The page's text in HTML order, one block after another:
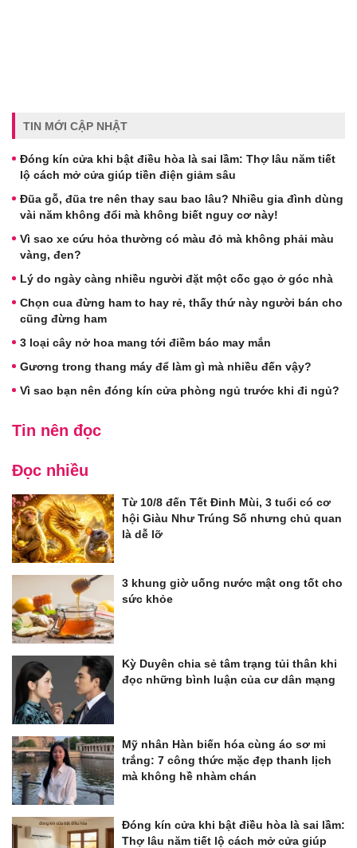
TIN MỚI CẬP NHẬT
Đóng kín cửa khi bật điều hòa là sai lầm: Thợ lâu năm tiết
lộ cách mở cửa giúp tiền điện giảm sâu
Đũa gỗ, đũa tre nên thay sau bao lâu? Nhiều gia đình dùng
vài năm không đổi mà không biết nguy cơ này!
Vì sao xe cứu hỏa thường có màu đỏ mà không phải màu
vàng, đen?
Lý do ngày càng nhiều người đặt một cốc gạo ở góc nhà
Chọn cua đừng ham to hay rẻ, thấy thứ này người bán cho
cũng đừng ham
3 loại cây nở hoa mang tới điềm báo may mắn
Gương trong thang máy để làm gì mà nhiều đến vậy?
Vì sao bạn nên đóng kín cửa phòng ngủ trước khi đi ngủ?
Tin nên đọc
Đọc nhiều
Từ 10/8 đến Tết Đinh Mùi, 3 tuổi có cơ
hội Giàu Như Trúng Số nhưng chủ quan
là dễ lỡ
3 khung giờ uống nước mật ong tốt cho
sức khỏe
Kỳ Duyên chia sẻ tâm trạng tủi thân khi
đọc những bình luận của cư dân mạng
Mỹ nhân Hàn biến hóa cùng áo sơ mi
trắng: 7 công thức mặc đẹp thanh lịch
mà không hề nhàm chán
Đóng kín cửa khi bật điều hòa là sai lầm:
Thợ lâu năm tiết lộ cách mở cửa giúp